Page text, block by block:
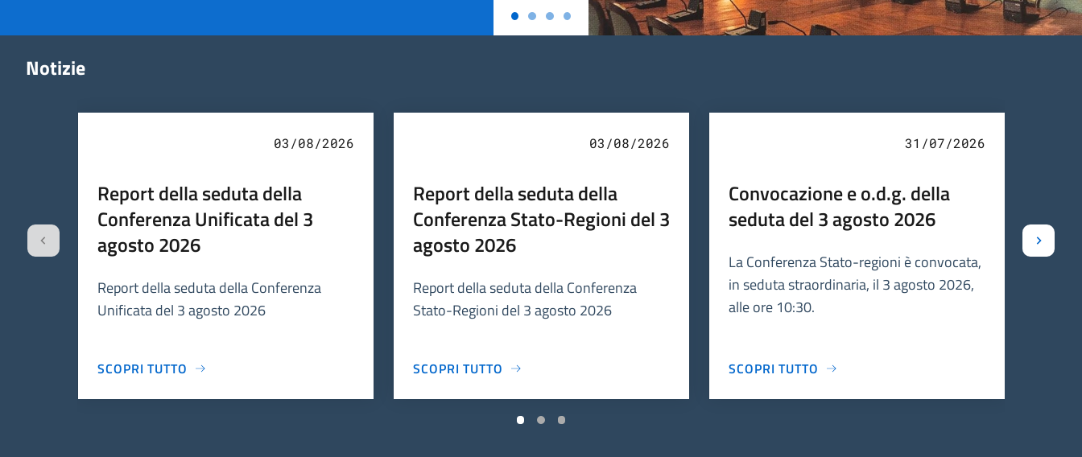
Notizie
03/08/2026
Report della seduta della
Conferenza Unificata del 3
agosto 2026
Report della seduta della Conferenza
Unificata del 3 agosto 2026
SCOPRI TUTTO
03/08/2026
Report della seduta della
Conferenza Stato-Regioni del 3
agosto 2026
Report della seduta della Conferenza
Stato-Regioni del 3 agosto 2026
SCOPRI TUTTO
31/07/2026
Convocazione e o.d.g. della
seduta del 3 agosto 2026
La Conferenza Stato-regioni è convocata,
in seduta straordinaria, il 3 agosto 2026,
alle ore 10:30.
SCOPRI TUTTO
La